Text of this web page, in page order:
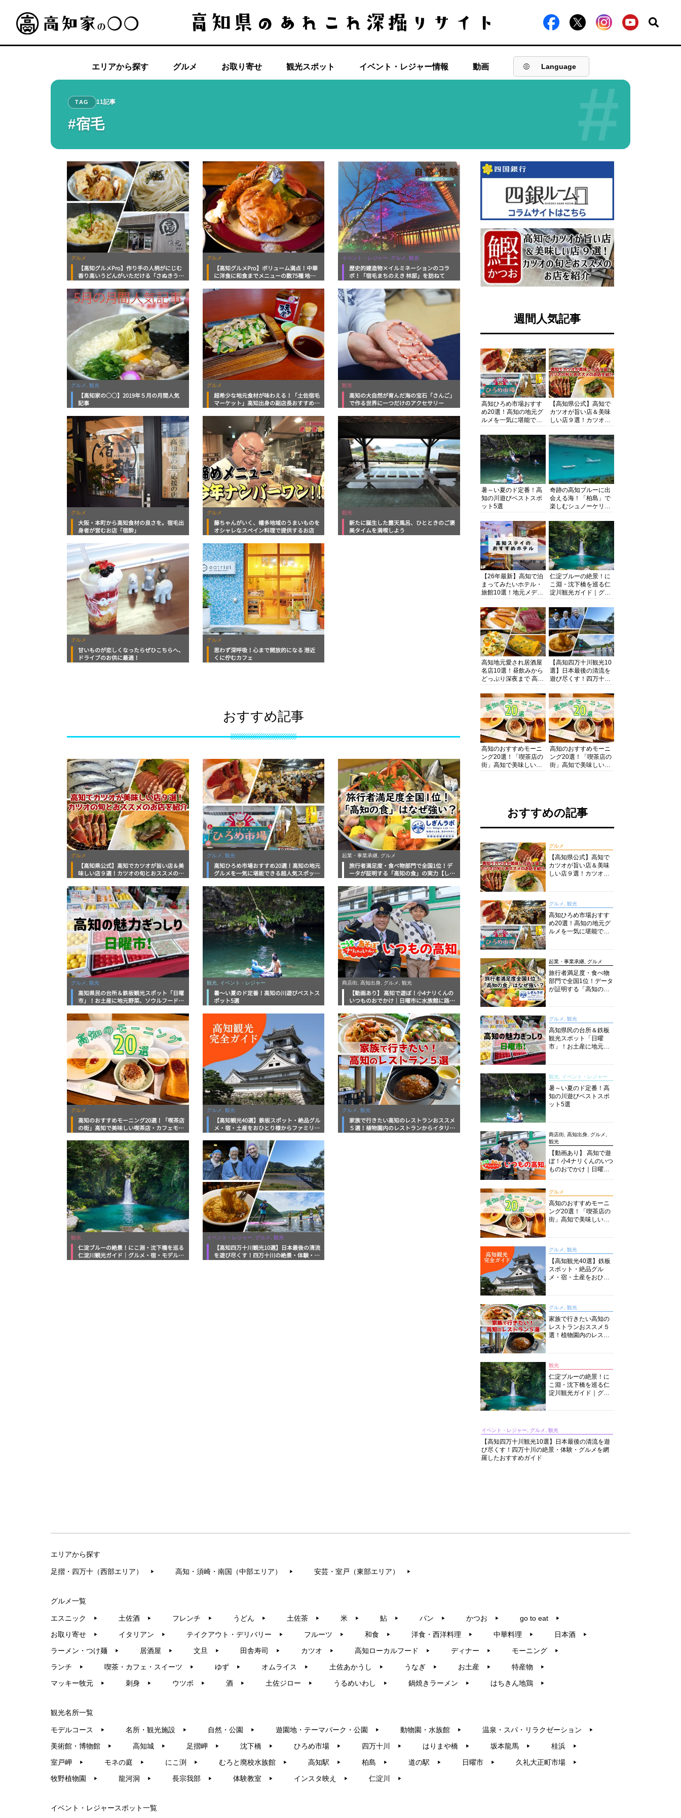
エリアから探す グルメ お取り寄せ 観光スポット イベント・レジャー情報 動画 Language
#
TAG 11記事
#宿毛
グルメ
【高知グルメPro】作り手の人柄がにじむ
香り高いうどんがいただける「さぬきうど
の高知満腹日記
グルメ
【高知グルメPro】ボリューム満点！中華
に洋食に和食までメニューの数75種 地元
ジャーナリスト・マッキー牧元の高知満腹
イベント・レジャー, グルメ, 観光
歴史的建造物×イルミネーションのコラ
ボ！「宿毛まちのえき 林邸」を訪ねて
グルメ, 観光
【高知家の○○】2019年５月の月間人気
記事
グルメ
超希少な地元食材が味わえる！「土佐宿毛
マーケット」高知出身の副店長おすすめ3
観光
高知の大自然が育んだ海の宝石「さんご」
で作る世界に一つだけのアクセサリー
グルメ
大阪・本町から高知食材の良さを。宿毛出
身者が営むお店「宿酔」
グルメ
藤ちゃんがいく、幡多地域のうまいものを
オシャレなスペイン料理で提供するお店
観光
新たに誕生した露天風呂、ひとときのご褒
美タイムを満喫しよう
グルメ
甘いものが恋しくなったらぜひこちらへ、
ドライブのお供に最適！
グルメ
思わず深呼吸！心まで開放的になる 港近
くに佇むカフェ
おすすめ記事
グルメ
【高知県公式】高知でカツオが旨い店＆美
味しい店９選！カツオの旬とおススメのお
グルメ, 観光
高知ひろめ市場おすすめ20選！高知の地元
グルメを一気に堪能できる超人気スポット
起業・事業承継, グルメ
旅行者満足度・食べ物部門で全国1位！デ
ータが証明する「高知の食」の実力【しぎ
グルメ, 観光
高知県民の台所＆鉄板観光スポット「日曜
市」！お土産に地元野菜、ソウルフードま
底解説！
観光, イベント・レジャー
暑～い夏のド定番！高知の川遊びベストス
ポット5選
商店街, 高知出身, グルメ, 観光
【動画あり】 高知で遊ぼ！小4ナリくんの
いつものおでかけ｜日曜市に水族館に路面
グルメ
高知のおすすめモーニング20選！「喫茶店
の街」高知で美味しい喫茶店・カフェモー
グルメ, 観光
【高知観光40選】鉄板スポット・絶品グル
メ・宿・土産をおひとり様からファミリー
グルメ, 観光
家族で行きたい高知のレストランおススメ
５選！植物園内のレストランからイタリア
観光
仁淀ブルーの絶景！にこ淵・沈下橋を巡る
仁淀川観光ガイド｜グルメ・宿・モデルコ
イベント・レジャー, グルメ, 観光
【高知四万十川観光10選】日本最後の清流
を遊び尽くす！四万十川の絶景・体験・グ
週間人気記事
高知ひろめ市場おすす
め20選！高知の地元グ
ルメを一気に堪能でき
底解剖
【高知県公式】高知で
カツオが旨い店＆美味
しい店９選！カツオの
紹介
暑～い夏のド定番！高
知の川遊びベストスポ
ット5選
奇跡の高知ブルーに出
会える海！「柏島」で
楽しむシュノーケリン
浴にキャンプまで透明
度抜群の海の楽園を徹
底紹介
【26年最新】高知で泊
まってみたいホテル・
旅館10選！地元メディ
厳選
仁淀ブルーの絶景！に
こ淵・沈下橋を巡る仁
淀川観光ガイド｜グル
まで完全網羅！
高知地元愛され居酒屋
名店10選！昼飲みから
どっぷり深夜まで 高知
知グルメPro】
【高知四万十川観光10
選】日本最後の清流を
遊び尽くす！四万十川
を網羅したおすすめガ
イド
高知のおすすめモーニ
ング20選！「喫茶店の
街」高知で美味しい喫
高知のおすすめモーニ
ング20選！「喫茶店の
街」高知で美味しい喫
おすすめの記事
グルメ
【高知県公式】高知で
カツオが旨い店＆美味
しい店９選！カツオの
グルメ, 観光
高知ひろめ市場おすす
め20選！高知の地元グ
ルメを一気に堪能でき
起業・事業承継, グルメ
旅行者満足度・食べ物
部門で全国1位！データ
が証明する「高知の
グルメ, 観光
高知県民の台所＆鉄板
観光スポット「日曜
市」！お土産に地元野
説！
観光, イベント・レジャー
暑～い夏のド定番！高
知の川遊びベストスポ
ット5選
商店街, 高知出身, グルメ,
観光
【動画あり】 高知で遊
ぼ！小4ナリくんのいつ
ものおでかけ｜日曜市
グルメ
高知のおすすめモーニ
ング20選！「喫茶店の
街」高知で美味しい喫
グルメ, 観光
【高知観光40選】鉄板
スポット・絶品グル
メ・宿・土産をおひと
グルメ, 観光
家族で行きたい高知の
レストランおススメ５
選！植物園内のレスト
観光
仁淀ブルーの絶景！に
こ淵・沈下橋を巡る仁
淀川観光ガイド｜グル
イベント・レジャー, グルメ, 観光
【高知四万十川観光10選】日本最後の清流を遊
び尽くす！四万十川の絶景・体験・グルメを網
羅したおすすめガイド
エリアから探す
足摺・四万十（西部エリア） ▶︎ 高知・須崎・南国（中部エリア） ▶︎ 安芸・室戸（東部エリア） ▶︎
グルメ一覧
エスニック ▶︎ 土佐酒 ▶︎ フレンチ ▶︎ うどん ▶︎ 土佐茶 ▶︎ 米 ▶︎ 鮎 ▶︎ パン ▶︎ かつお ▶︎ go to eat ▶︎
お取り寄せ ▶︎ イタリアン ▶︎ テイクアウト・デリバリー ▶︎ フルーツ ▶︎ 和食 ▶︎ 洋食・西洋料理 ▶︎ 中華料理 ▶︎ 日本酒 ▶︎
ラーメン・つけ麺 ▶︎ 居酒屋 ▶︎ 文旦 ▶︎ 田舎寿司 ▶︎ カツオ ▶︎ 高知ローカルフード ▶︎ ディナー ▶︎ モーニング ▶︎
ランチ ▶︎ 喫茶・カフェ・スイーツ ▶︎ ゆず ▶︎ オムライス ▶︎ 土佐あかうし ▶︎ うなぎ ▶︎ お土産 ▶︎ 特産物 ▶︎
マッキー牧元 ▶︎ 刺身 ▶︎ ウツボ ▶︎ 酒 ▶︎ 土佐ジロー ▶︎ うるめいわし ▶︎ 鍋焼きラーメン ▶︎ はちきん地鶏 ▶︎
観光名所一覧
モデルコース ▶︎ 名所・観光施設 ▶︎ 自然・公園 ▶︎ 遊園地・テーマパーク・公園 ▶︎ 動物園・水族館 ▶︎ 温泉・スパ・リラクゼーション ▶︎
美術館・博物館 ▶︎ 高知城 ▶︎ 足摺岬 ▶︎ 沈下橋 ▶︎ ひろめ市場 ▶︎ 四万十川 ▶︎ はりまや橋 ▶︎ 坂本龍馬 ▶︎ 桂浜 ▶︎
室戸岬 ▶︎ モネの庭 ▶︎ にこ渕 ▶︎ むろと廃校水族館 ▶︎ 高知駅 ▶︎ 柏島 ▶︎ 道の駅 ▶︎ 日曜市 ▶︎ 久礼大正町市場 ▶︎
牧野植物園 ▶︎ 龍河洞 ▶︎ 長宗我部 ▶︎ 体験教室 ▶︎ インスタ映え ▶︎ 仁淀川 ▶︎
イベント・レジャースポット一覧